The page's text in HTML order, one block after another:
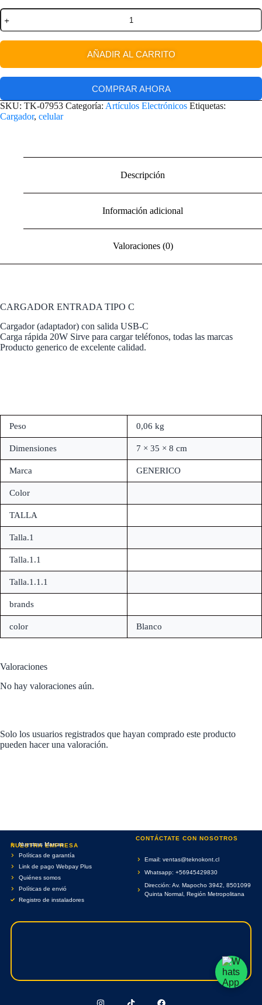
AÑADIR AL CARRITO
COMPRAR AHORA
SKU: TK-07953 Categoría: Artículos Electrónicos Etiquetas:
Cargador, celular
Descripción
Información adicional
Valoraciones (0)
CARGADOR ENTRADA TIPO C
Cargador (adaptador) con salida USB-C
Carga rápida 20W Sirve para cargar teléfonos, todas las marcas
Producto generico de excelente calidad.
Peso 0,06 kg
Dimensiones 7 × 35 × 8 cm
Marca GENERICO
Color
TALLA
Talla.1
Talla.1.1
Talla.1.1.1
brands
color Blanco
Valoraciones
No hay valoraciones aún.
Solo los usuarios registrados que hayan comprado este producto
pueden hacer una valoración.
NUESTRA EMPRESA
Nuestras Marcas
Políticas de garantía
Link de pago Webpay Plus
Quiénes somos
Políticas de envió
Registro de instaladores
CONTÁCTATE CON NOSOTROS
Email: ventas@teknokont.cl
Whatsapp: +56945429830
Dirección: Av. Mapocho 3942, 8501099
Quinta Normal, Región Metropolitana